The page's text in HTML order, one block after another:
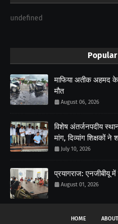
undefined
माफिया अतीक अहमद
मौत
August 06, 2026
विशेष अंतर्जनपदीय
मांग, दिव्यांग शिक्षकों
July 10, 2026
प्रयागराज: एनजीबीयू
August 01, 2026
HOME ABOUT